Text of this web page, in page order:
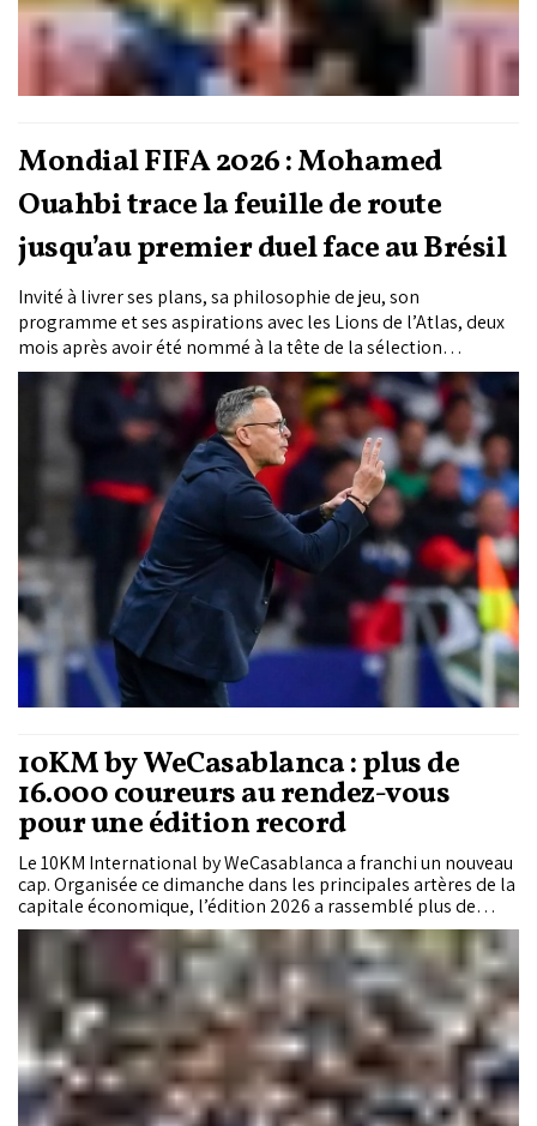
Mondial FIFA 2026 : Mohamed
Ouahbi trace la feuille de route
jusqu’au premier duel face au Brésil
Invité à livrer ses plans, sa philosophie de jeu, son
programme et ses aspirations avec les Lions de l’Atlas, deux
mois après avoir été nommé à la tête de la sélection
nationale A, le coach national Mohamed Ouhabi s’est montré
limpide et perspicace vendredi, lors d’un entretien avec la
chaîne nationale «Arryadia». Le nouveau maître à jouer des
Lions a confié le programme des trois prochaines semaines
dans les moindres détails, tout en assurant que la majeure
partie de la liste des 26 joueurs a déjà été arrêtée.
10KM by WeCasablanca : plus de
16.000 coureurs au rendez-vous
pour une édition record
Le 10KM International by WeCasablanca a franchi un nouveau
cap. Organisée ce dimanche dans les principales artères de la
capitale économique, l’édition 2026 a rassemblé plus de
16.200 participants issus de 63 nationalités, confirmant ainsi
la montée en puissance de cet événement devenu l’un des
rendez-vous majeurs de la course sur route en Afrique.